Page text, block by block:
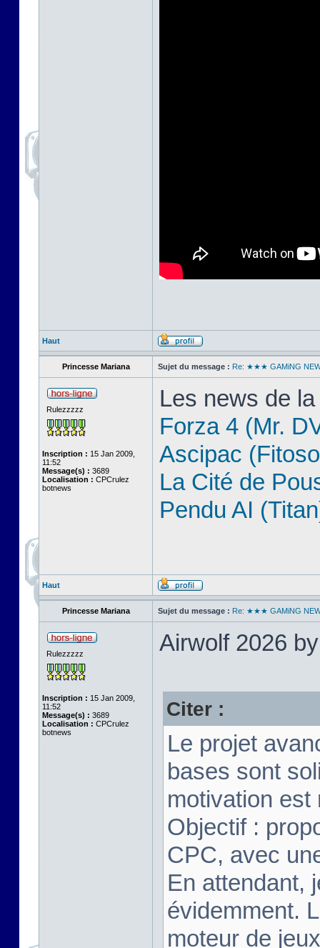
Haut
Princesse Mariana Sujet du message : Re: ★★★ GAMiNG
Rulezzzzz
Inscription : 15 Jan 2009,
11:52
Message(s) : 3689
Localisation : CPCrulez
botnews
Les news de
Forza 4 (Mr.
Ascipac
La Cité de
Pendu AI
Haut
Princesse Mariana Sujet du message : Re: ★★★ GAMiNG
Rulezzzzz
Inscription : 15 Jan 2009,
11:52
Message(s) : 3689
Localisation : CPCrulez
botnews
Airwolf 2026
Citer :
Le projet
bases sont
motivation est
Objectif :
CPC, avec
En attendant,
évidemment.
moteur de